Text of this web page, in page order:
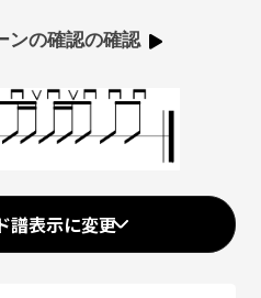
ンの確認の確認
譜表示に変更